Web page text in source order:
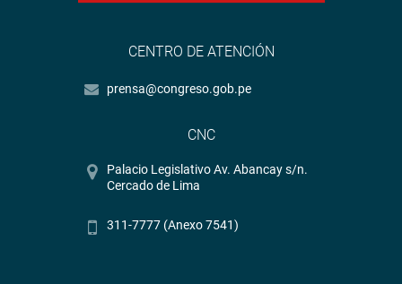
CENTRO DE ATENCIÓN
prensa@congreso.gob.pe
CNC
Palacio Legislativo Av. Abancay s/n.
Cercado de Lima
311-7777 (Anexo 7541)